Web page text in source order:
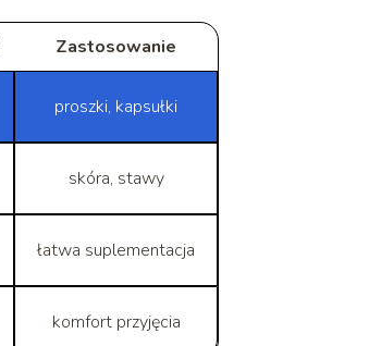
Zastosowanie
proszki, kapsułki
skóra, stawy
łatwa suplementacja
komfort przyjęcia